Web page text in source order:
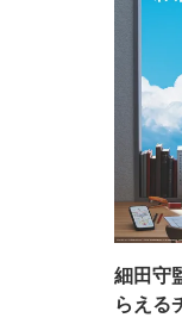
細田守
らえる